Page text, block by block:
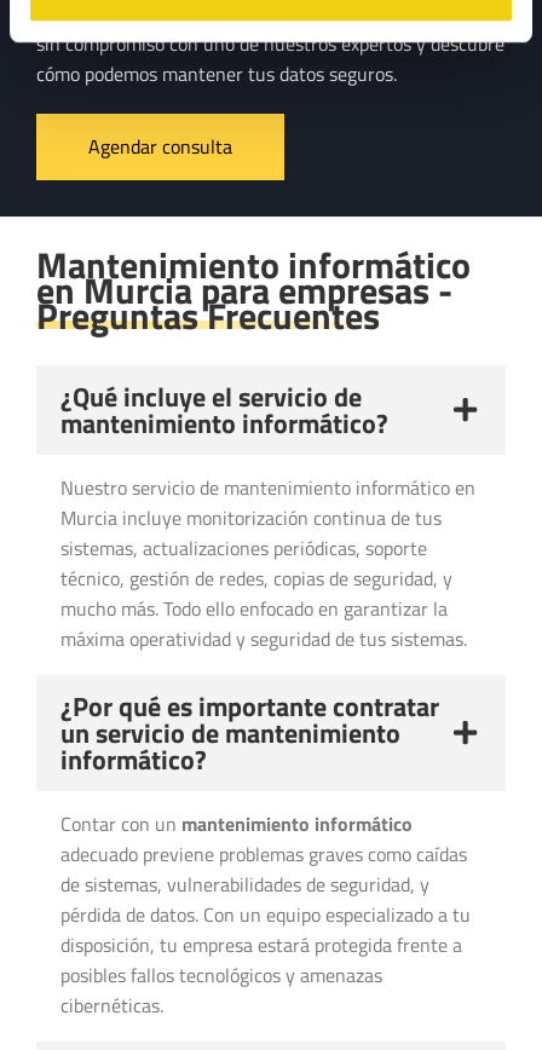
sin compromiso con uno de nuestros expertos y descubre
cómo podemos mantener tus datos seguros.
Agendar consulta
Mantenimiento informático
en Murcia para empresas -
Preguntas Frecuentes
¿Qué incluye el servicio de
mantenimiento informático?
Nuestro servicio de mantenimiento informático en
Murcia incluye monitorización continua de tus
sistemas, actualizaciones periódicas, soporte
técnico, gestión de redes, copias de seguridad, y
mucho más. Todo ello enfocado en garantizar la
máxima operatividad y seguridad de tus sistemas.
¿Por qué es importante contratar
un servicio de mantenimiento
informático?
Contar con un mantenimiento informático
adecuado previene problemas graves como caídas
de sistemas, vulnerabilidades de seguridad, y
pérdida de datos. Con un equipo especializado a tu
disposición, tu empresa estará protegida frente a
posibles fallos tecnológicos y amenazas
cibernéticas.